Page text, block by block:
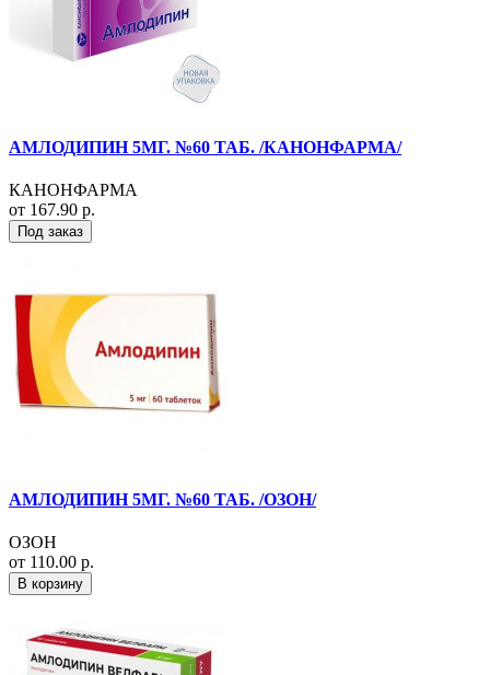
АМЛОДИПИН 5МГ. №60 ТАБ. /КАНОНФАРМА/
КАНОНФАРМА
от 167.90 р.
Под заказ
АМЛОДИПИН 5МГ. №60 ТАБ. /ОЗОН/
ОЗОН
от 110.00 р.
В корзину